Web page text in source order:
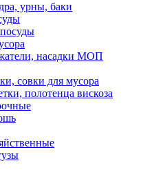
урны, баки
насадки МОП
совки для мусора
полотенца вискоза